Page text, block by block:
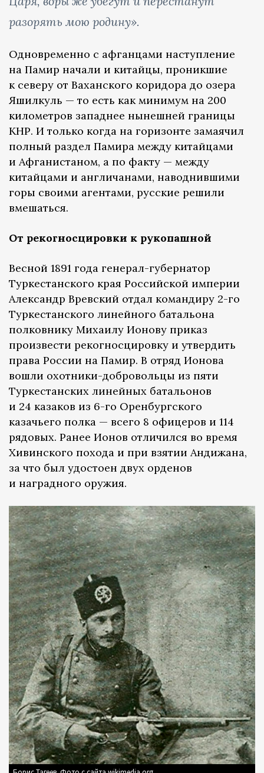
разорять мою родину».
Одновременно с афганцами наступление
на Памир начали и китайцы, проникшие
к северу от Ваханского коридора до озера
Яшилкуль — то есть как минимум на 200
километров западнее нынешней границы
КНР. И только когда на горизонте замаячил
полный раздел Памира между китайцами
и Афганистаном, а по факту — между
китайцами и англичанами, наводнившими
горы своими агентами, русские решили
вмешаться.
От рекогносцировки к рукопашной
Весной 1891 года генерал-губернатор
Туркестанского края Российской империи
Александр Вревский отдал командиру 2-го
Туркестанского линейного батальона
полковнику Михаилу Ионову приказ
произвести рекогносцировку и утвердить
права России на Памир. В отряд Ионова
вошли охотники-добровольцы из пяти
Туркестанских линейных батальонов
и 24 казаков из 6-го Оренбургского
казачьего полка — всего 8 офицеров и 114
рядовых. Ранее Ионов отличился во время
Хивинского похода и при взятии Андижана,
за что был удостоен двух орденов
и наградного оружия.